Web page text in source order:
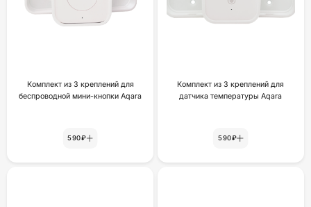
Комплект из 3 креплений для
беспроводной мини-кнопки Aqara
590₽
Комплект из 3 креплений для
датчика температуры Aqara
590₽